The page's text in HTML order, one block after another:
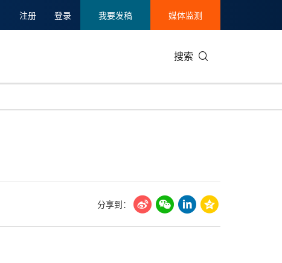
注册 登录 我要发稿 媒体监测
搜索
美国临床肿瘤学会(ASCO)
分享到：